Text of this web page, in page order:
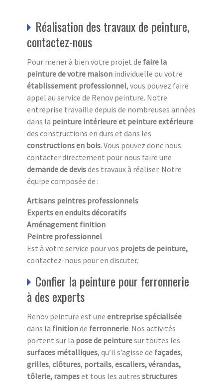
Réalisation des travaux de peinture,
contactez-nous
Pour mener à bien votre projet de faire la
peinture de votre maison individuelle ou votre
établissement professionnel, vous pouvez faire
appel au service de Renov peinture. Notre
entreprise travaille depuis de nombreuses années
dans la peinture intérieure et peinture extérieure
des constructions en durs et dans les
constructions en bois. Vous pouvez donc nous
contacter directement pour nous faire une
demande de devisdes travaux à réaliser. Notre
équipe composée de :
Artisans peintres professionnels
Experts en enduits décoratifs
Aménagement finition
Peintre professionnel
Est à votre service pour vos projets de peinture,
contactez-nous pour en discuter.
Confier la peinture pour ferronnerie
à des experts
Renov peinture est une entreprise spécialisée
dans la finitionde ferronnerie. Nos activités
portent sur la pose de peinturesur toutes les
surfaces métalliques, qu’il s’agisse de façades,
grilles, clôtures, portails, escaliers,vérandas,
tôlerie, rampeset tous les autres structures